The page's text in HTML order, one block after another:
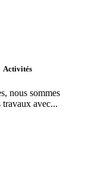
Activités
nous sommes
travaux avec...